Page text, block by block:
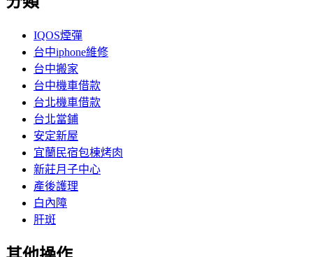
IQOS煙彈
台中iphone維修
台中搬家
台中機車借款
台北機車借款
台北當鋪
安定新屋
宜蘭民宿包棟烤肉
新莊月子中心
產後護理
白內障
肝斑